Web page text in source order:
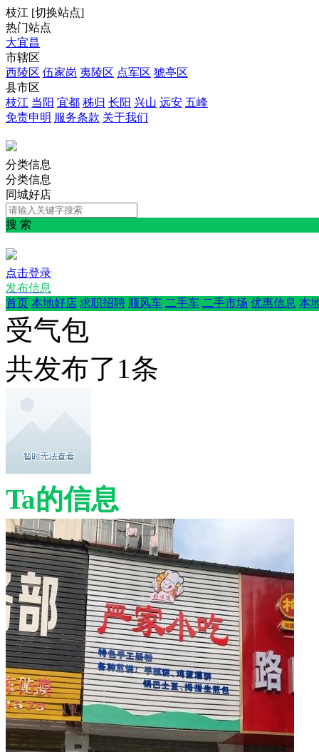
枝江 [切换站点]
热门站点
大宜昌
市辖区
西陵区 伍家岗 夷陵区 点军区 猇亭区
县市区
枝江 当阳 宜都 秭归 长阳 兴山 远安 五峰
免责申明 服务条款 关于我们
分类信息
分类信息
同城好店
搜 索
点击登录
发布信息
首页 本地好店 求职招聘 顺风车 二手车 二手市场 优惠信息 本
受气包
共发布了 1条
Ta的信息